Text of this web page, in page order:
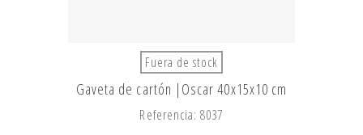
Fuera de stock
Gaveta de cartón |Oscar 40x15x10 cm
Referencia: 8037